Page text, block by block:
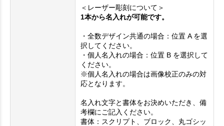
＜レーザー彫刻について＞
1本から名入れが可能です。
・全数デザイン共通の場合：位置 A を選
択してください。
・個人名入れの場合：位置 B を選択して
ください。
※個人名入れの場合は画像校正のみの対
応となります。
名入れ文字と書体をお決めいただき、備
考欄にご記入ください。
書体：スクリプト、ブロック、丸ゴシッ